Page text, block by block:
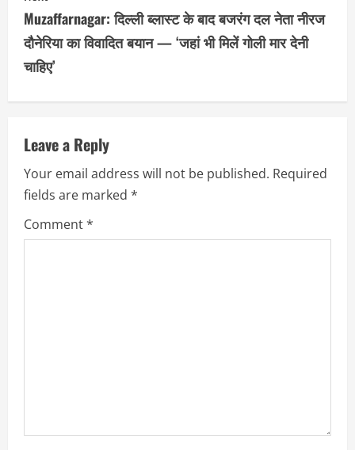
i
n
u
e
R
e
a
Muzaffarnagar: दिल्ली ब्लास्ट के बाद बजरंग दल नेता नीरज
दौनेरिया का विवादित बयान — ‘जहां भी मिलें गोली मार देनी
चाहिए’
Leave a Reply
Your email address will not be published. Required
fields are marked *
Comment*